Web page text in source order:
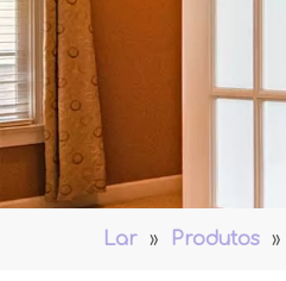
Lar » Produtos »